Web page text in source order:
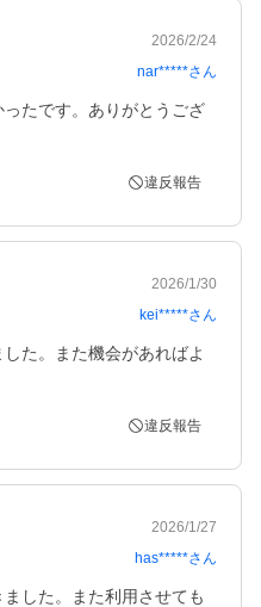
2026/2/24
nar*****さん
たです。ありがとうござ
違反報告
2026/1/30
kei*****さん
た。また機会があればよ
違反報告
2026/1/27
has*****さん
した。また利用させても